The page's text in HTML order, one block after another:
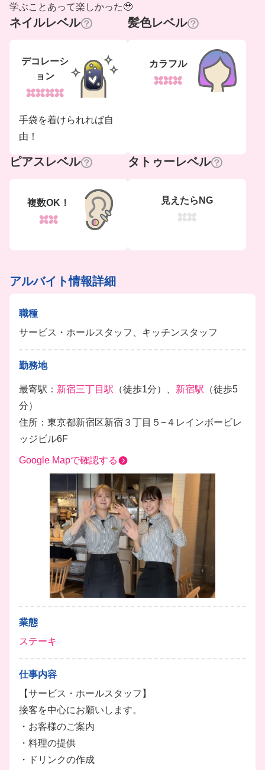
学ぶことあって楽しかった🥹
ネイルレベル
デコレーシ
ョン
手袋を着けられれば自
由！
髪色レベル
カラフル
ピアスレベル
複数OK！
タトゥーレベル
見えたらNG
アルバイト情報詳細
職種
サービス・ホールスタッフ、キッチンスタッフ
勤務地
最寄駅： 新宿三丁目駅 （徒歩1分）、 新宿駅 （徒歩5
分）
住所：東京都新宿区新宿３丁目５−４レインボービレ
ッジビル6F
Google Mapで確認する
業態
ステーキ
仕事内容
【サービス・ホールスタッフ】
接客を中心にお願いします。
・お客様のご案内
・料理の提供
・ドリンクの作成